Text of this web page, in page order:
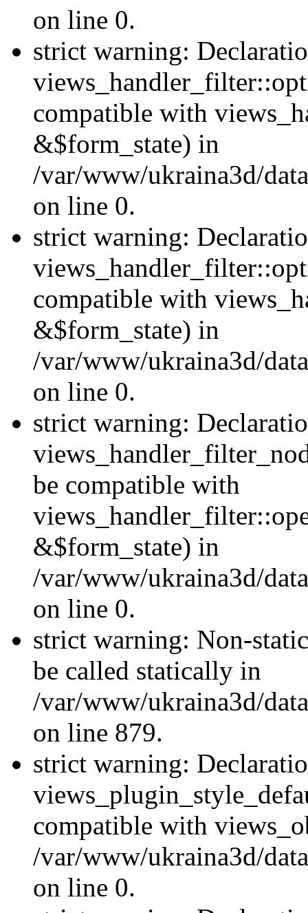
on line 0.
strict warning:
compatible with
&$form_state) in
/var/www/ukraina3d/
on line 0.
strict warning:
compatible with
&$form_state) in
/var/www/ukraina3d/
on line 0.
strict warning:
be compatible with
&$form_state) in
/var/www/ukraina3d/
on line 0.
strict warning: Non-
be called statically in
/var/www/ukraina3d/
on line 879.
strict warning:
compatible with
/var/www/ukraina3d/
on line 0.